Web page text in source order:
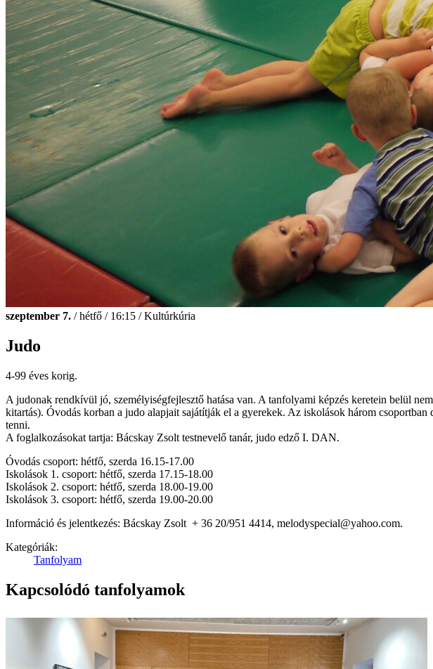
szeptember 7. / hétfő / 16:15 / Kultúrkúria
Judo
4-99 éves korig.
A judonak rendkívül jó, személyiségfejlesztő hatása van. A tanfolyami képzés keretein belül
kitartás). Óvodás korban a judo alapjait sajátítják el a gyerekek. Az iskolások három
tenni.
A foglalkozásokat tartja: Bácskay Zsolt testnevelő tanár, judo edző I. DAN.
Óvodás csoport: hétfő, szerda 16.15-17.00
Iskolások 1. csoport: hétfő, szerda 17.15-18.00
Iskolások 2. csoport: hétfő, szerda 18.00-19.00
Iskolások 3. csoport: hétfő, szerda 19.00-20.00
Információ és jelentkezés: Bácskay Zsolt + 36 20/951 4414, melodyspecial@yahoo.com.
Kategóriák:
Tanfolyam
Kapcsolódó tanfolyamok